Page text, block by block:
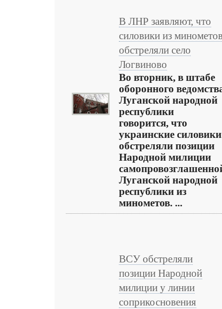
В ЛНР заявляют, что
силовики из
обстреляли село
Логвиново
Во вторник, в штабе
оборонного
Луганской народной
республики
говорится, что
украинские силовики
обстреляли позиции
Народной милиции
Луганской народной
республики из
минометов. ...
ВСУ обстреляли
позиции Народной
милиции у линии
соприкосновения